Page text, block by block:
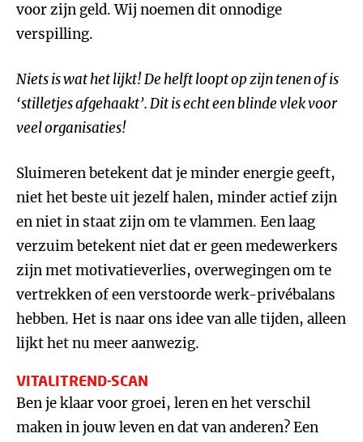
voor zijn geld. Wij noemen dit onnodige
verspilling.
Niets is wat het lijkt! De helft loopt op zijn tenen of is
‘stilletjes afgehaakt’.Dit is echt een blinde vlek voor
veel organisaties!
Sluimeren betekent dat je minder energie geeft,
niet het beste uit jezelf halen, minder actief zijn
en niet in staat zijn om te vlammen. Een laag
verzuim betekent niet dat er geen medewerkers
zijn met motivatieverlies, overwegingen om te
vertrekken of een verstoorde werk-privébalans
hebben. Het is naar ons idee van alle tijden, alleen
lijkt het nu meer aanwezig.
VITALITREND-SCAN
Ben je klaar voor groei, leren en het verschil
maken in jouw leven en dat van anderen? Een